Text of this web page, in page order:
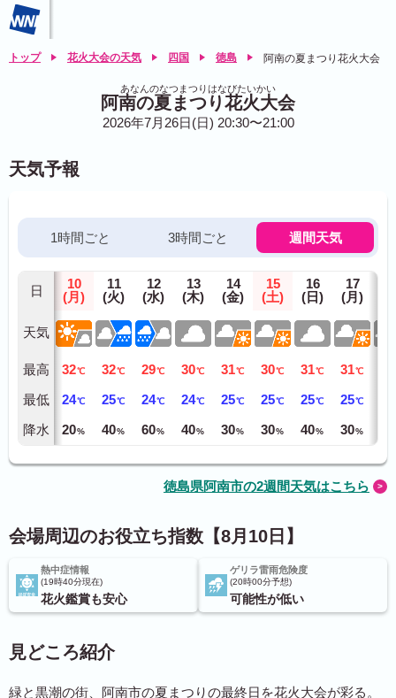
トップ 花火大会の天気 四国 徳島 阿南の夏まつり花火大会
あなんのなつまつりはなびたいかい
阿南の夏まつり花火大会
2026年7月26日(日) 20:30〜21:00
天気予報
1時間ごと 3時間ごと 週間天気
日
天気
最高
最低
降水
10
(月)
32℃
24℃
20%
11
(火)
32℃
25℃
40%
12
(水)
29℃
24℃
60%
13
(木)
30℃
24℃
40%
14
(金)
31℃
25℃
30%
15
(土)
30℃
25℃
30%
16
(日)
31℃
25℃
40%
17
(月)
31℃
25℃
30%
徳島県阿南市の2週間天気はこちら
会場周辺のお役立ち指数【8月10日】
熱中症情報
19時40分現在
花火鑑賞も安心
ゲリラ雷雨危険度
20時00分予想
可能性が低い
見どころ紹介
緑と黒潮の街、阿南市の夏まつりの最終日を花火大会が彩る。